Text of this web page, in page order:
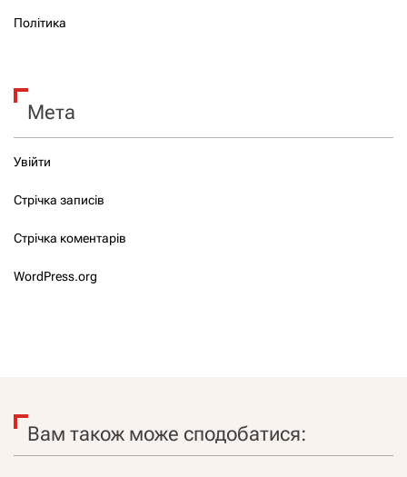
Політика
Мета
Увійти
Стрічка записів
Стрічка коментарів
WordPress.org
Вам також може сподобатися: